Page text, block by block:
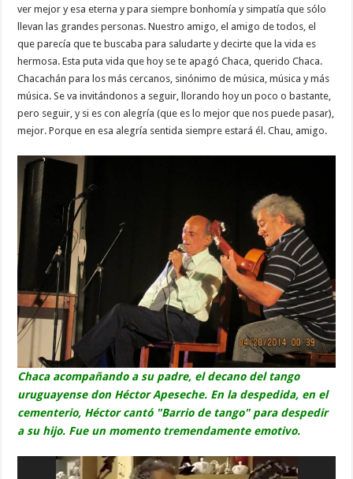
ver mejor y esa eterna y para siempre bonhomía y simpatía que sólo
llevan las grandes personas. Nuestro amigo, el amigo de todos, el
que parecía que te buscaba para saludarte y decirte que la vida es
hermosa. Esta puta vida que hoy se te apagó Chaca, querido Chaca.
Chacachán para los más cercanos, sinónimo de música, música y más
música. Se va invitándonos a seguir, llorando hoy un poco o bastante,
pero seguir, y si es con alegría (que es lo mejor que nos puede pasar),
mejor. Porque en esa alegría sentida siempre estará él. Chau, amigo.
Chaca acompañando a su padre, el decano del tango
uruguayense don Héctor Apeseche. En la despedida, en el
cementerio, Héctor cantó "Barrio de tango" para despedir
a su hijo. Fue un momento tremendamente emotivo.
Reproductor